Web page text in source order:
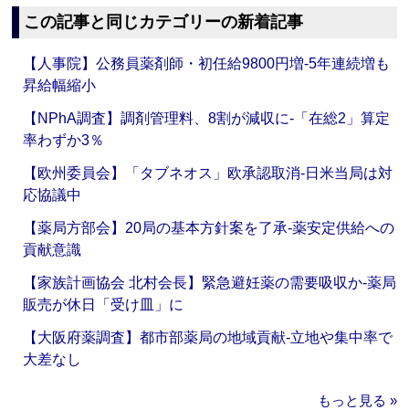
この記事と同じカテゴリーの新着記事
【人事院】公務員薬剤師・初任給9800円増‐5年連続増も
昇給幅縮小
【NPhA調査】調剤管理料、8割が減収に‐「在総2」算定
率わずか3％
【欧州委員会】「タブネオス」欧承認取消‐日米当局は対
応協議中
【薬局方部会】20局の基本方針案を了承‐薬安定供給への
貢献意識
【家族計画協会 北村会長】緊急避妊薬の需要吸収か‐薬局
販売が休日「受け皿」に
【大阪府薬調査】都市部薬局の地域貢献‐立地や集中率で
大差なし
もっと見る »